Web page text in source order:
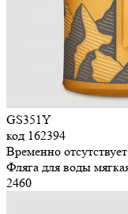
GS351Y
код 162394
Временно отсутствует
Фляга для воды
2460